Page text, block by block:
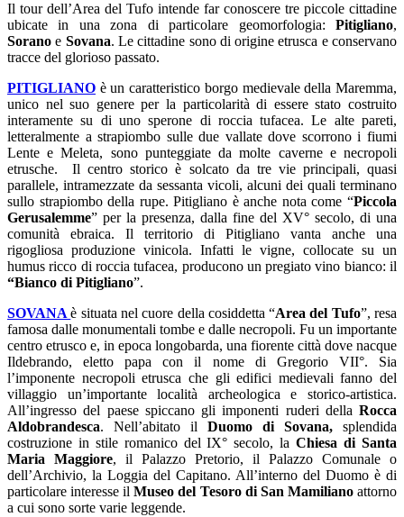
Il tour dell’Area del Tufo intende far conoscere tre piccole cittadine
ubicate in una zona di particolare geomorfologia: Pitigliano,
Sorano e Sovana. Le cittadine sono di origine etrusca e conservano
tracce del glorioso passato.
PITIGLIANO è un caratteristico borgo medievale della Maremma,
unico nel suo genere per la particolarità di essere stato costruito
interamente su di uno sperone di roccia tufacea. Le alte pareti,
letteralmente a strapiombo sulle due vallate dove scorrono i fiumi
Lente e Meleta, sono punteggiate da molte caverne e necropoli
etrusche. Il centro storico è solcato da tre vie principali, quasi
parallele, intramezzate da sessanta vicoli, alcuni dei quali terminano
sullo strapiombo della rupe. Pitigliano è anche nota come “Piccola
Gerusalemme” per la presenza, dalla fine del XV° secolo, di una
comunità ebraica. Il territorio di Pitigliano vanta anche una
rigogliosa produzione vinicola. Infatti le vigne, collocate su un
humus ricco di roccia tufacea, producono un pregiato vino bianco: il
“Bianco di Pitigliano”.
SOVANAè situata nel cuore della cosiddetta “Area del Tufo”, resa
famosa dalle monumentali tombe e dalle necropoli. Fu un importante
centro etrusco e, in epoca longobarda, una fiorente città dove nacque
Ildebrando, eletto papa con il nome di Gregorio VII°. Sia
l’imponente necropoli etrusca che gli edifici medievali fanno del
villaggio un’importante località archeologica e storico-artistica.
All’ingresso del paese spiccano gli imponenti ruderi della Rocca
Aldobrandesca. Nell’abitato il Duomo di Sovana, splendida
costruzione in stile romanico del IX° secolo, laChiesa di Santa
Maria Maggiore, il Palazzo Pretorio, il Palazzo Comunale o
dell’Archivio, la Loggia del Capitano. All’interno del Duomo è di
particolare interesse ilMuseo del Tesoro di San Mamilianoattorno
a cui sono sorte varie leggende.